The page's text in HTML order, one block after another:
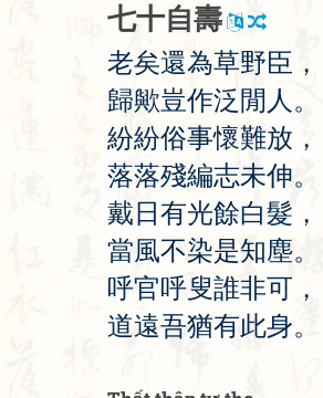
七十自壽
老矣還為草野臣 ，
歸歟豈作泛 閒 人 。
紛紛俗事懷難放 ，
落落殘編志未伸。
戴 日 有光餘白髮 ，
當風不染是知塵。
呼官呼叟誰非可 ，
道遠吾猶有此身。